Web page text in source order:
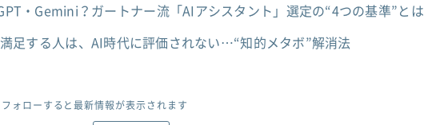
・Gemini？ガートナー流「AIアシスタント」選定の“4つの基準”とは
足する人は、AI時代に評価されない…“知的メタボ”解消法
ォローすると最新情報が表示されます